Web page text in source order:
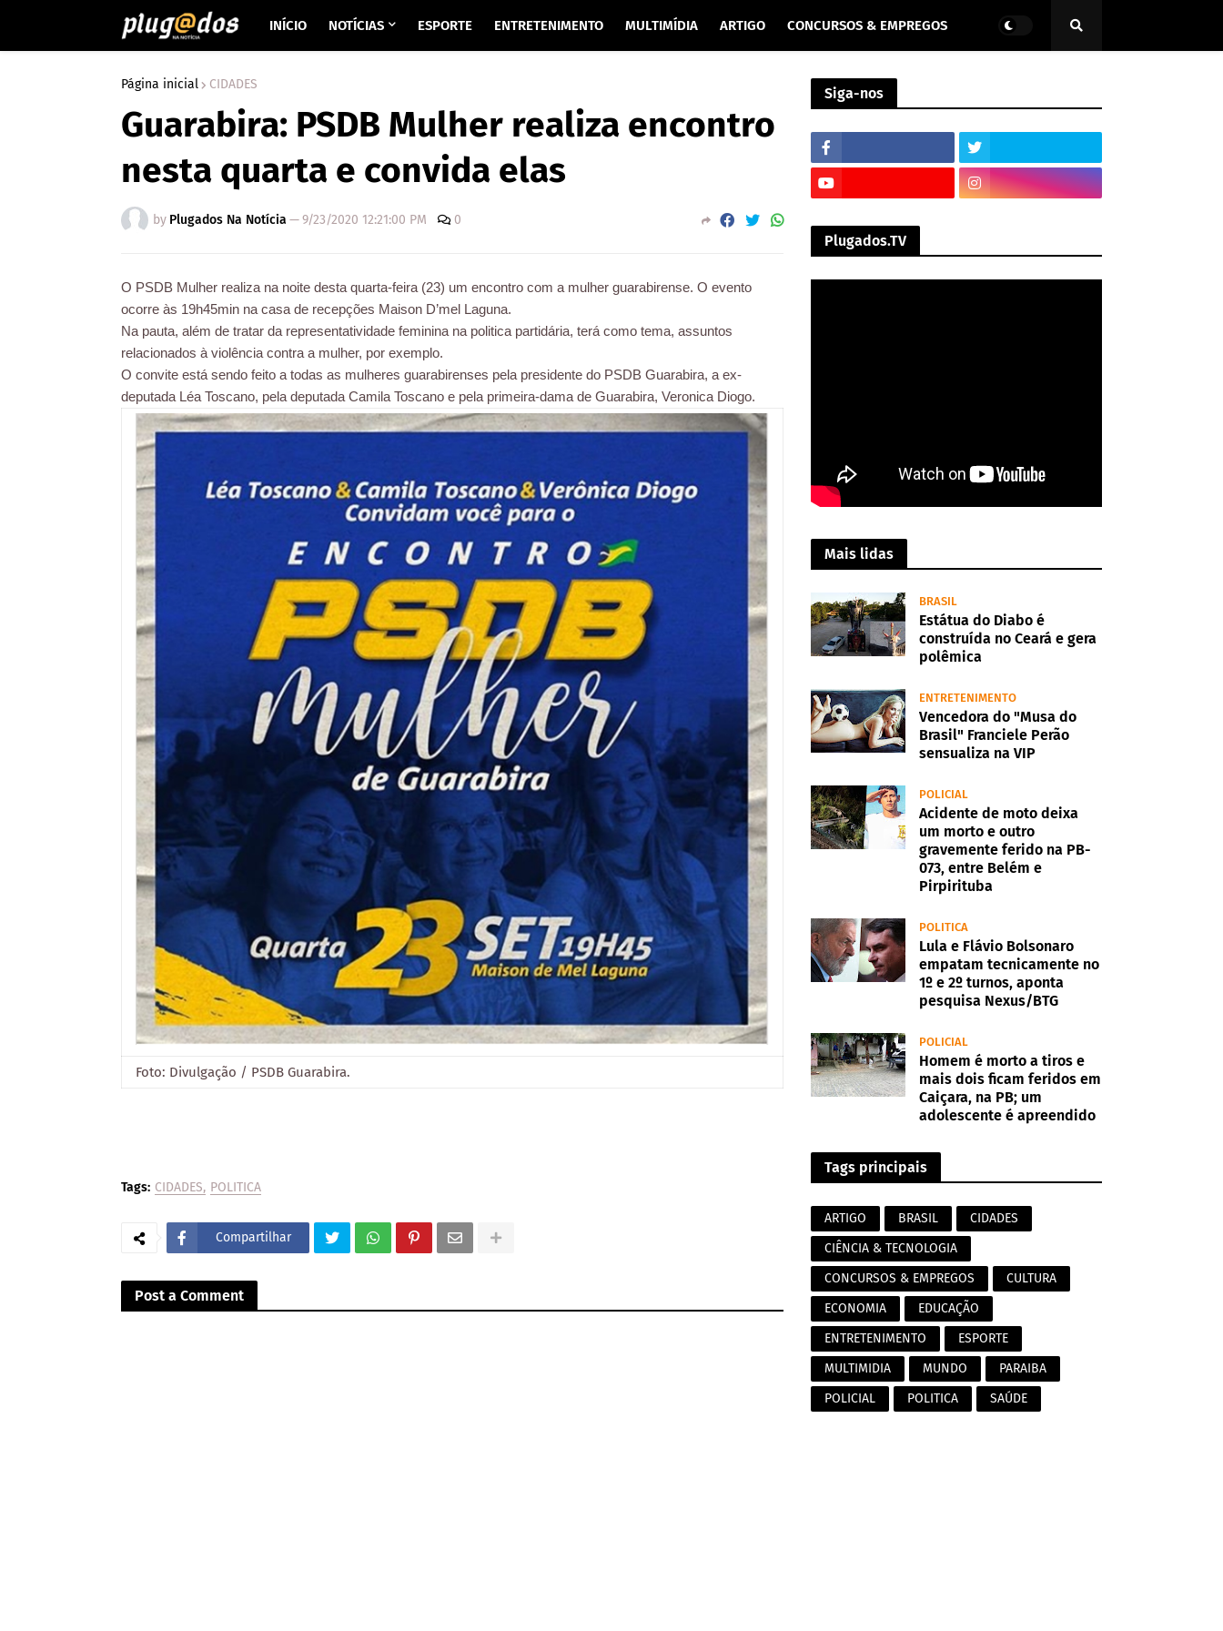
INÍCIO NOTÍCIAS ESPORTE ENTRETENIMENTO MULTIMÍDIA ARTIGO CONCURSOS & EMPREGOS
Página inicial CIDADES
Guarabira: PSDB Mulher realiza encontro
nesta quarta e convida elas
by Plugados Na Notícia —9/23/2020 12:21:00 PM 0
O PSDB Mulher realiza na noite desta quarta-feira (23) um encontro com a mulher guarabirense. O evento
ocorre às 19h45min na casa de recepções Maison D’mel Laguna.
Na pauta, além de tratar da representatividade feminina na politica partidária, terá como tema, assuntos
relacionados à violência contra a mulher, por exemplo.
O convite está sendo feito a todas as mulheres guarabirenses pela presidente do PSDB Guarabira, a ex-
deputada Léa Toscano, pela deputada Camila Toscano e pela primeira-dama de Guarabira, Veronica Diogo.
Foto: Divulgação / PSDB Guarabira.
Tags: CIDADES POLITICA
Compartilhar
Post a Comment
Siga-nos
Plugados.TV
Mais lidas
BRASIL
Estátua do Diabo é
construída no Ceará e gera
polêmica
ENTRETENIMENTO
Vencedora do "Musa do
Brasil" Franciele Perão
sensualiza na VIP
POLICIAL
Acidente de moto deixa
um morto e outro
gravemente ferido na PB-
073, entre Belém e
Pirpirituba
POLITICA
Lula e Flávio Bolsonaro
empatam tecnicamente no
1º e 2º turnos, aponta
pesquisa Nexus/BTG
POLICIAL
Homem é morto a tiros e
mais dois ficam feridos em
Caiçara, na PB; um
adolescente é apreendido
Tags principais
ARTIGO BRASIL
CIDADES
CIÊNCIA & TECNOLOGIA
CONCURSOS & EMPREGOS
CULTURA
ECONOMIA
EDUCAÇÃO
ENTRETENIMENTO
ESPORTE
MULTIMIDIA
MUNDO
PARAIBA
POLICIAL
POLITICA SAÚDE